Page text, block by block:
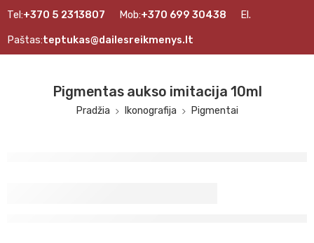
Tel:+370 5 2313807 Mob:+370 699 30438 El.
Paštas:teptukas@dailesreikmenys.lt
Pigmentas aukso imitacija 10ml
Pradžia Ikonografija Pigmentai